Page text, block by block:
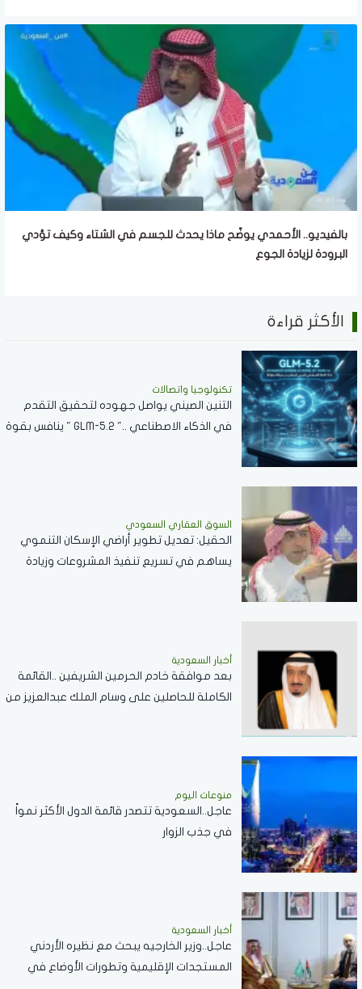
بالفيديو.. الأحمدي يوضّح ماذا يحدث للجسم في الشتاء وكيف تؤدي
البرودة لزيادة الجوع
الأكثر قراءة
تكنولوجيا واتصالات
التنين الصيني يواصل جهوده لتحقيق التقدم
في الذكاء الاصطناعي .." GLM-5.2 " ينافس بقوة
السوق العقاري السعودي
الحقيل: تعديل تطوير أراضي الإسكان التنموي
يساهم في تسريع تنفيذ المشروعات وزيادة
أخبار السعودية
بعد موافقة خادم الحرمين الشريفين ..القائمة
الكاملة للحاصلين على وسام الملك عبدالعزيز من
منوعات اليوم
عاجل..السعودية تتصدر قائمة الدول الأكثر نمواً
في جذب الزوار
أخبار السعودية
عاجل..وزير الخارجيه يبحث مع نظيره الأردني
المستجدات الإقليمية وتطورات الأوضاع في